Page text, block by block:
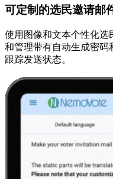
可定制的选民邀请邮
使用图像和文本个性化选
和管理带有自动生成密码
跟踪发送状态。